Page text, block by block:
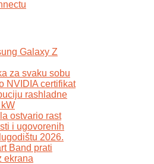
Galaxy Z
za svaku sobu
NVIDIA certifikat
rashladne
ostvario rast
i ugovorenih
2026.
Band prati
ekrana